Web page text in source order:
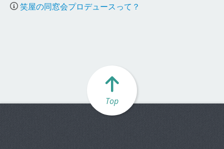
笑屋の同窓会プロデュースって？
Top